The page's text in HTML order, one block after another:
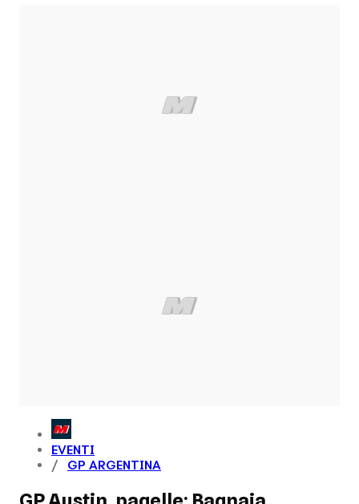
EVENTI
GP ARGENTINA